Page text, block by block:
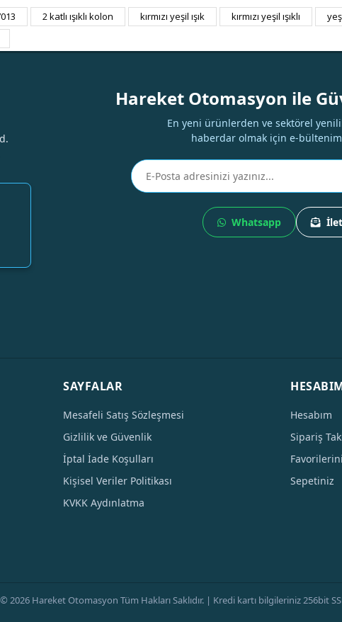
Bu ürüne ilk yorumu siz
2 katlı ışıklı kolon kırmızı yeşil ışık kırmızı yeşil ışıklı
Hareket Otomasyon ile
En yeni ürünlerden ve sektörel
haberdar olmak için e-
Whatsapp
SAYFALAR
Mesafeli Satış Sözleşmesi
Gizlilik ve Güvenlik
İptal İade Koşulları
Kişisel Veriler Politikası
KVKK Aydınlatma
Hesabım
Sipariş
Sepetiniz
© 2026 Hareket Otomasyon Tüm Hakları Saklıdır. | Kredi kartı bilgileriniz 256bit